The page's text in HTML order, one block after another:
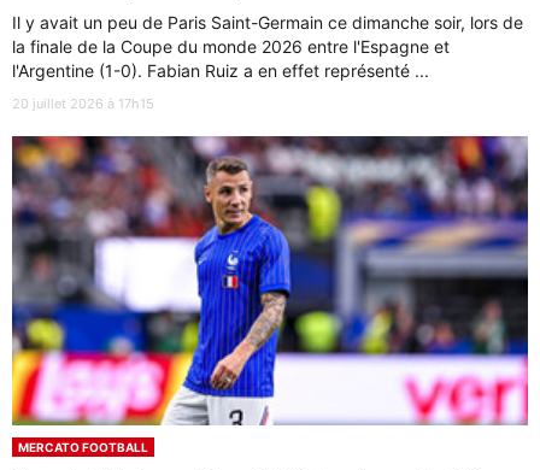
Il y avait un peu de Paris Saint-Germain ce dimanche soir, lors de
la finale de la Coupe du monde 2026 entre l'Espagne et
l'Argentine (1-0). Fabian Ruiz a en effet représenté ...
20 juillet 2026 à 17h15
MERCATO FOOTBALL